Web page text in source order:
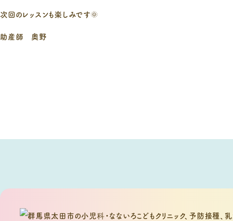
次回のレッスンも楽しみです🌞
助産師 奥野